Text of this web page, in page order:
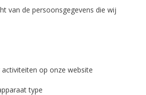
van de persoonsgegevens die wij
op onze website
type